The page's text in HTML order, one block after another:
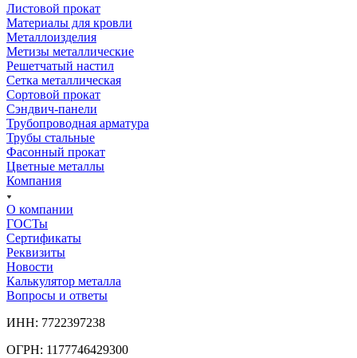
Листовой прокат
Материалы для кровли
Металлоизделия
Метизы металлические
Решетчатый настил
Сетка металлическая
Сортовой прокат
Сэндвич-панели
Трубопроводная арматура
Трубы стальные
Фасонный прокат
Цветные металлы
Компания
О компании
ГОСТы
Сертификаты
Реквизиты
Новости
Калькулятор металла
Вопросы и ответы
ИНН: 7722397238
ОГРН: 1177746429300